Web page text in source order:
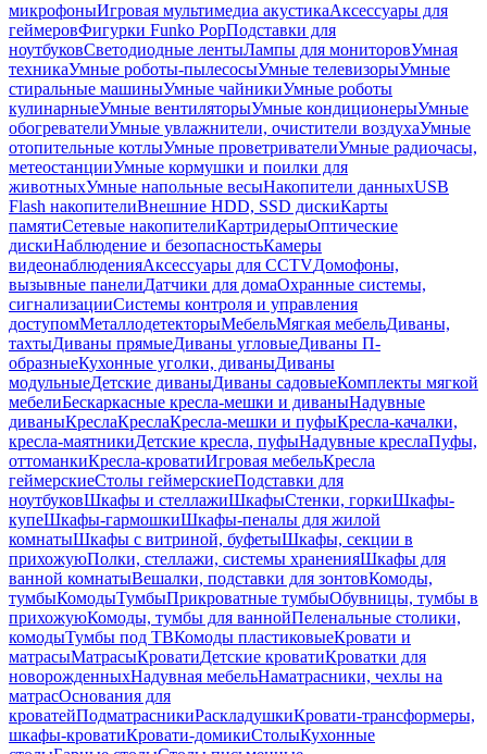
микрофоныИгровая мультимедиа акустикаАксессуары для
геймеровФигурки Funko PopПодставки для
ноутбуковСветодиодные лентыЛампы для мониторовУмная
техникаУмные роботы-пылесосыУмные телевизорыУмные
стиральные машиныУмные чайникиУмные роботы
кулинарныеУмные вентиляторыУмные кондиционерыУмные
обогревателиУмные увлажнители, очистители воздухаУмные
отопительные котлыУмные проветривателиУмные радиочасы,
метеостанцииУмные кормушки и поилки для
животныхУмные напольные весыНакопители данныхUSB
Flash накопителиВнешние HDD, SSD дискиКарты
памятиСетевые накопителиКартридерыОптические
дискиНаблюдение и безопасностьКамеры
видеонаблюденияАксессуары для CCTVДомофоны,
вызывные панелиДатчики для домаОхранные системы,
сигнализацииСистемы контроля и управления
доступомМеталлодетекторыМебельМягкая мебельДиваны,
тахтыДиваны прямыеДиваны угловыеДиваны П-
образныеКухонные уголки, диваныДиваны
модульныеДетские диваныДиваны садовыеКомплекты мягкой
мебелиБескаркасные кресла-мешки и диваныНадувные
диваныКреслаКреслаКресла-мешки и пуфыКресла-качалки,
кресла-маятникиДетские кресла, пуфыНадувные креслаПуфы,
оттоманкиКресла-кроватиИгровая мебельКресла
геймерскиеСтолы геймерскиеПодставки для
ноутбуковШкафы и стеллажиШкафыСтенки, горкиШкафы-
купеШкафы-гармошкиШкафы-пеналы для жилой
комнатыШкафы с витриной, буфетыШкафы, секции в
прихожуюПолки, стеллажи, системы храненияШкафы для
ванной комнатыВешалки, подставки для зонтовКомоды,
тумбыКомодыТумбыПрикроватные тумбыОбувницы, тумбы в
прихожуюКомоды, тумбы для ваннойПеленальные столики,
комодыТумбы под ТВКомоды пластиковыеКровати и
матрасыМатрасыКроватиДетские кроватиКроватки для
новорожденныхНадувная мебельНаматрасники, чехлы на
матрасОснования для
кроватейПодматрасникиРаскладушкиКровати-трансформеры,
шкафы-кроватиКровати-домикиСтолыКухонные